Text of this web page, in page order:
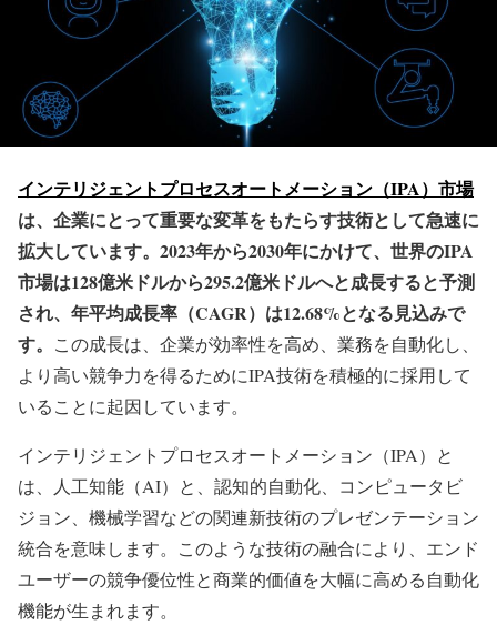
インテリジェントプロセスオートメーション（IPA）市場
は、企業にとって重要な変革をもたらす技術として急速に
拡大しています。2023年から2030年にかけて、世界のIPA
市場は128億米ドルから295.2億米ドルへと成長すると予測
され、年平均成長率（CAGR）は12.68%となる見込みで
す。 この成長は、企業が効率性を高め、業務を自動化し、
より高い競争力を得るためにIPA技術を積極的に採用して
いることに起因しています。
インテリジェントプロセスオートメーション（IPA）と
は、人工知能（AI）と、認知的自動化、コンピュータビ
ジョン、機械学習などの関連新技術のプレゼンテーション
統合を意味します。このような技術の融合により、エンド
ユーザーの競争優位性と商業的価値を大幅に高める自動化
機能が生まれます。